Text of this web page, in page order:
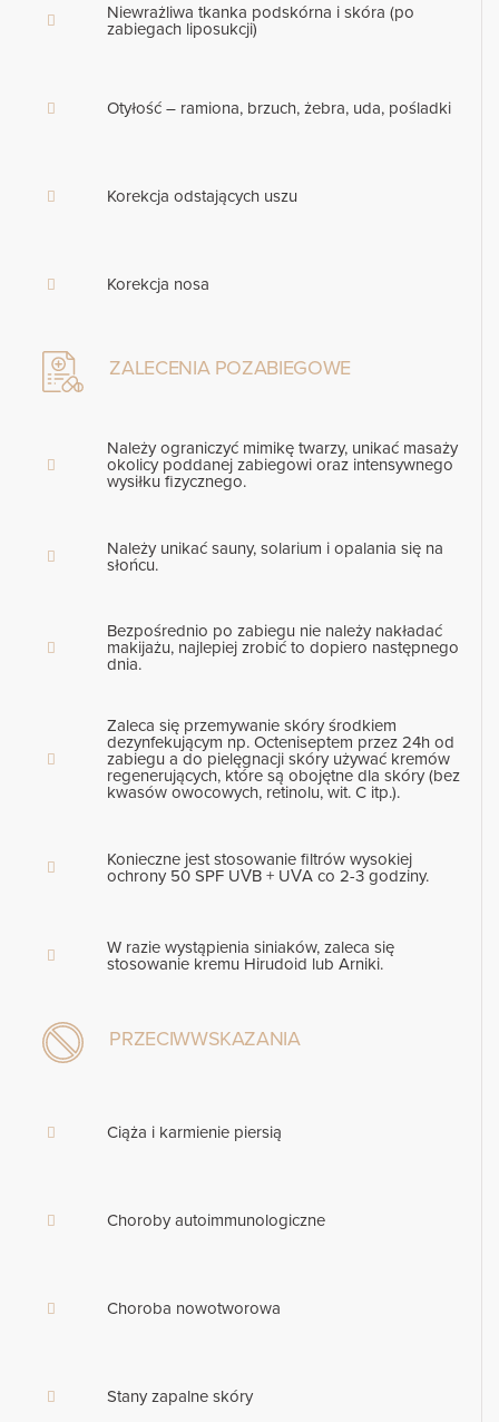
Niewrażliwa tkanka podskórna i skóra (po
zabiegach liposukcji)
Otyłość – ramiona, brzuch, żebra, uda, pośladki
Korekcja odstających uszu
Korekcja nosa
ZALECENIA POZABIEGOWE
Należy ograniczyć mimikę twarzy, unikać masaży
okolicy poddanej zabiegowi oraz intensywnego
wysiłku fizycznego.
Należy unikać sauny, solarium i opalania się na
słońcu.
Bezpośrednio po zabiegu nie należy nakładać
makijażu, najlepiej zrobić to dopiero następnego
dnia.
Zaleca się przemywanie skóry środkiem
dezynfekującym np. Octeniseptem przez 24h od
zabiegu a do pielęgnacji skóry używać kremów
regenerujących, które są obojętne dla skóry (bez
kwasów owocowych, retinolu, wit. C itp.).
Konieczne jest stosowanie filtrów wysokiej
ochrony 50 SPF UVB + UVA co 2-3 godziny.
W razie wystąpienia siniaków, zaleca się
stosowanie kremu Hirudoid lub Arniki.
PRZECIWWSKAZANIA
Ciąża i karmienie piersią
Choroby autoimmunologiczne
Choroba nowotworowa
Stany zapalne skóry